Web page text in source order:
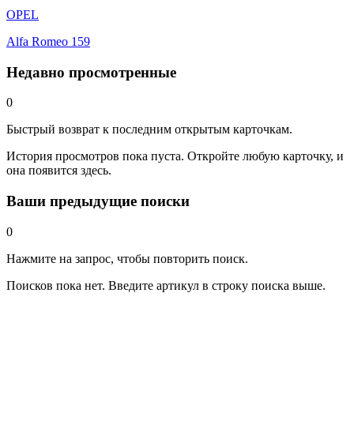
OPEL
Alfa Romeo 159
Недавно просмотренные
0
Быстрый возврат к последним открытым карточкам.
История просмотров пока пуста. Откройте любую карточку, и
она появится здесь.
Ваши предыдущие поиски
0
Нажмите на запрос, чтобы повторить поиск.
Поисков пока нет. Введите артикул в строку поиска выше.